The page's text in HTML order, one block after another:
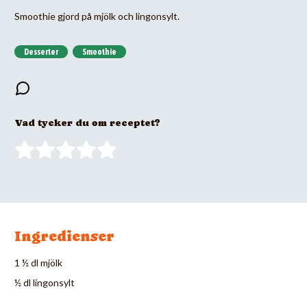
Smoothie gjord på mjölk och lingonsylt.
Desserter Smoothie
Vad tycker du om receptet?
Ingredienser
1 ½ dl mjölk
½ dl lingonsylt